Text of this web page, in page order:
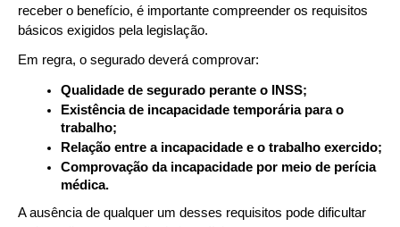
receber o benefício, é importante compreender os requisitos
básicos exigidos pela legislação.
Em regra, o segurado deverá comprovar:
Qualidade de segurado perante o INSS;
Existência de incapacidade temporária para o
trabalho;
Relação entre a incapacidade e o trabalho exercido;
Comprovação da incapacidade por meio de perícia
médica.
A ausência de qualquer um desses requisitos pode dificultar